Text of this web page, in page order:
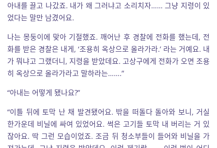
아내를 끌고 나갔죠. 내가 왜 그러냐고 소리치자…… 그냥 지령이 있
었다는 말만 남겼어요.
나는 몽둥이에 맞아 기절했죠. 깨어난 후 경찰에 전화를 했는데, 전
화를 받은 경찰은 내게, ‘조용히 옥상으로 올라가라.’ 라는 거예요. 내
가 뭐냐고 그랬더니, 지령을 받았데요. 고상구에게 전화가 오면 조용
히 옥상으로 올라가라고 말하라는…….”
“아내는 어떻게 됐나요?”
“이틀 뒤에 토막 난 채 발견됐어요. 밖을 떠돌다 돌아와 보니, 거실
한가운데 비닐에 싸여 있었어요. 썩은 고기들 토막 내 버리는 거 있
잖아요. 딱 그런 모습이었죠. 조금 뒤 청소부들이 들어와 비닐을 가